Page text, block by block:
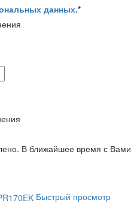
данных.*
В ближайшее время с Вами
Быстрый просмотр